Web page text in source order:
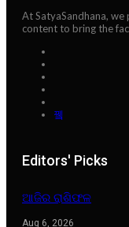
At SatyaSandhana,
content to bring the
Editors' Picks
ଆଜିର ରାଶିଫଳ
Aug 6, 2026